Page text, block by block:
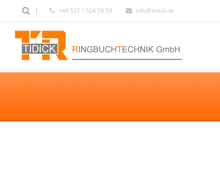
+49 521 / 524 58 58 info@tidick.de